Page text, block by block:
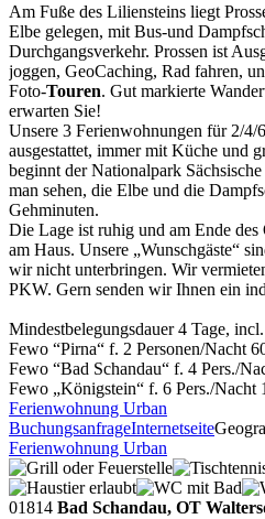
Am Fuße des Liliensteins liegt
Elbe gelegen, mit Bus-und
Durchgangsverkehr. Prossen ist
joggen, GeoCaching, Rad fahren,
Foto-Touren. Gut markierte
erwarten Sie!
Unsere 3 Ferienwohnungen für 2/4/
ausgestattet, immer mit Küche und
beginnt der Nationalpark
man sehen, die Elbe und die
Gehminuten.
Die Lage ist ruhig und am Ende des
am Haus. Unsere „Wunschgäste“
wir nicht unterbringen. Wir
PKW. Gern senden wir Ihnen ein
Mindestbelegungsdauer 4 Tage,
Fewo “Pirna“ f. 2 Personen/Nacht
Fewo “Bad Schandau“ f. 4 Pers./
Fewo „Königstein“ f. 6 Pers./Nacht
Ferienwohnung Urban
BuchungsanfrageInternetseite
Ferienwohnung Urban
01814 Bad Schandau, OT